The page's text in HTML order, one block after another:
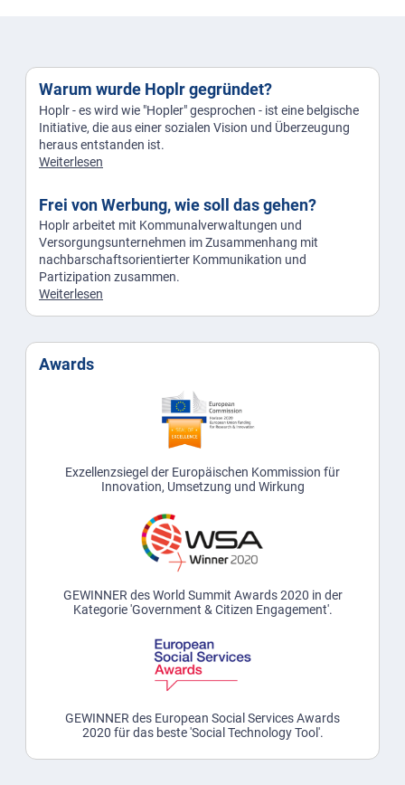
Warum wurde Hoplr gegründet?
Hoplr - es wird wie "Hopler" gesprochen - ist eine belgische
Initiative, die aus einer sozialen Vision und Überzeugung
heraus entstanden ist.
Weiterlesen
Frei von Werbung, wie soll das gehen?
Hoplr arbeitet mit Kommunalverwaltungen und
Versorgungsunternehmen im Zusammenhang mit
nachbarschaftsorientierter Kommunikation und
Partizipation zusammen.
Weiterlesen
Awards
Exzellenzsiegel der Europäischen Kommission für
Innovation, Umsetzung und Wirkung
GEWINNER des World Summit Awards 2020 in der
Kategorie 'Government & Citizen Engagement'.
GEWINNER des European Social Services Awards
2020 für das beste 'Social Technology Tool'.